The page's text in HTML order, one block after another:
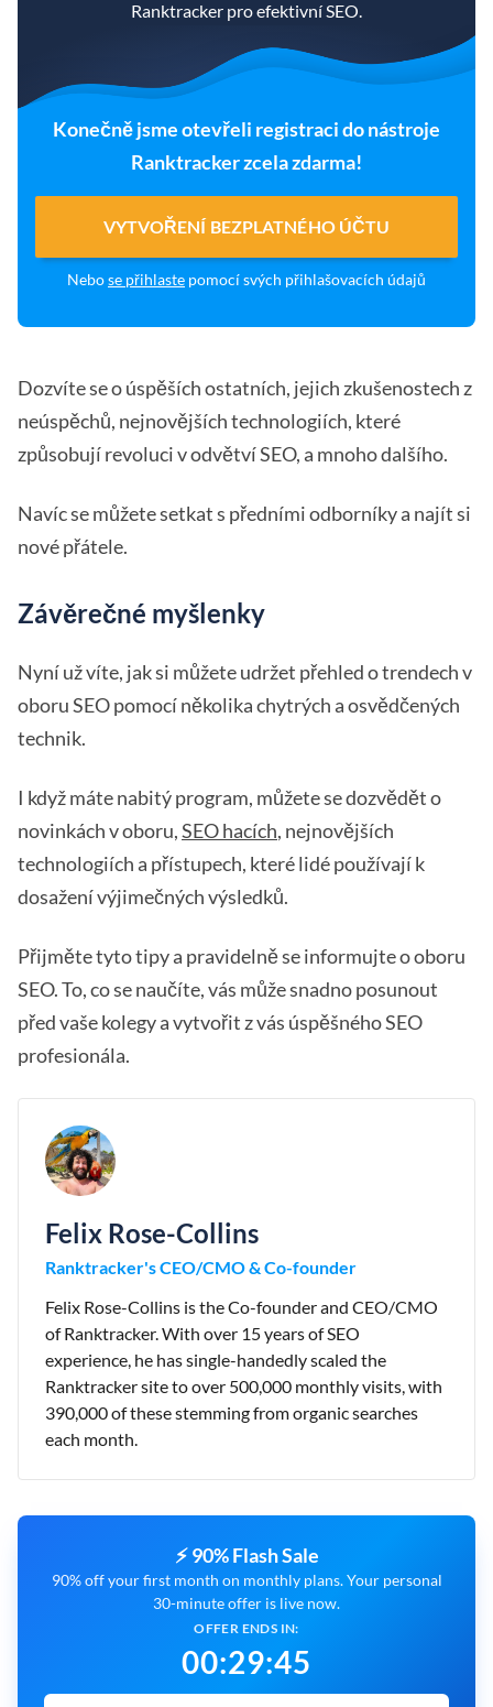
Ranktracker pro efektivní SEO.
Konečně jsme otevřeli registraci do nástroje
Ranktracker zcela zdarma!
VYTVOŘENÍ BEZPLATNÉHO ÚČTU
Nebose přihlaste pomocí svých přihlašovacích údajů
Dozvíte se o úspěších ostatních, jejich zkušenostech z
neúspěchů, nejnovějších technologiích, které
způsobují revoluci v odvětví SEO, a mnoho dalšího.
Navíc se můžete setkat s předními odborníky a najít si
nové přátele.
Závěrečné myšlenky
Nyní už víte, jak si můžete udržet přehled o trendech v
oboru SEO pomocí několika chytrých a osvědčených
technik.
I když máte nabitý program, můžete se dozvědět o
novinkách v oboru,SEO hacích, nejnovějších
technologiích a přístupech, které lidé používají k
dosažení výjimečných výsledků.
Přijměte tyto tipy a pravidelně se informujte o oboru
SEO. To, co se naučíte, vás může snadno posunout
před vaše kolegy a vytvořit z vás úspěšného SEO
profesionála.
Felix Rose-Collins
Ranktracker's CEO/CMO & Co-founder
Felix Rose-Collins is the Co-founder and CEO/CMO
of Ranktracker. With over 15 years of SEO
experience, he has single-handedly scaled the
Ranktracker site to over 500,000 monthly visits, with
390,000 of these stemming from organic searches
each month.
⚡ 90% Flash Sale
90% off your first month on monthly plans. Your personal
30-minute offer is live now.
OFFER ENDS IN:
00:29:44